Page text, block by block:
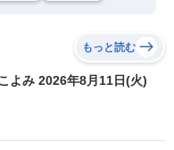
もっと読む
よみ 2026年8月11日(火)